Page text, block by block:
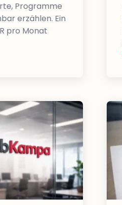
Programme
erzählen. Ein
pro Monat